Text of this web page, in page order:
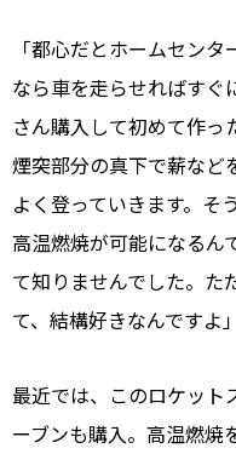
「都心だとホームセン
なら車を走らせればすぐ
さん購入して初めて作っ
煙突部分の真下で薪など
よく登っていきます。そ
高温燃焼が可能になるん
て知りませんでした。た
て、結構好きなんですよ」
最近では、このロケット
ーブンも購入。高温燃焼